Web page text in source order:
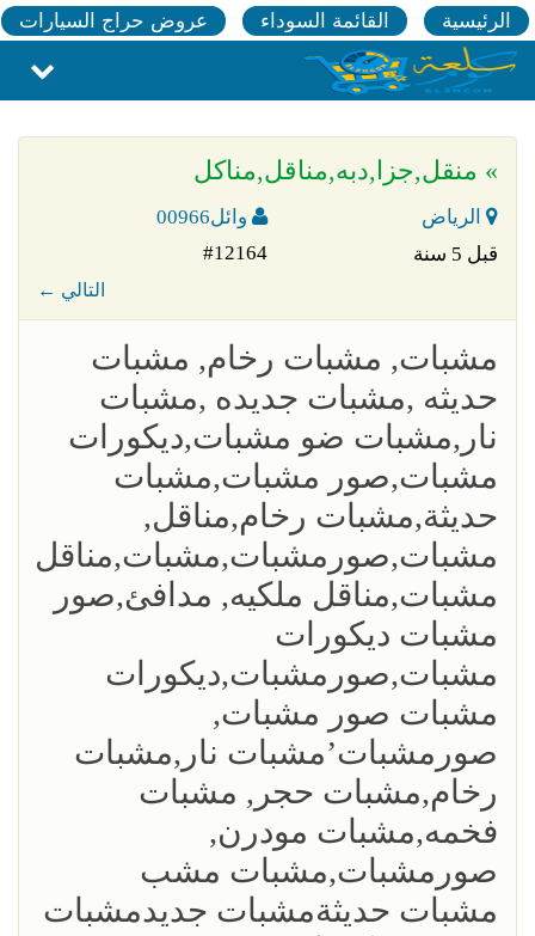
الرئيسية القائمة السوداء عروض حراج السيارات
» منقل,جزا,دبه,مناقل,مناكل
الرياض
وائل00966
قبل 5 سنة
#12164
← التالي
مشبات, مشبات رخام, مشبات
حديثه ,مشبات جديده ,مشبات
نار,مشبات ضو مشبات,ديكورات
مشبات,صور مشبات,مشبات
حديثة,مشبات رخام,مناقل,
مشبات,صورمشبات,مشبات,مناقل
مشبات,مناقل ملكيه, مدافئ,صور
مشبات ديكورات
مشبات,صورمشبات,ديكورات
مشبات صور مشبات,
صورمشبات’مشبات نار,مشبات
رخام,مشبات حجر, مشبات
فخمه,مشبات مودرن,
صورمشبات,مشبات مشب
مشبات حديثةمشبات جديدمشبات